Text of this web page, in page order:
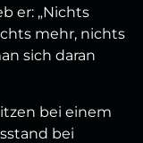
er: „Nichts
mehr, nichts
sich daran
bei einem
bei